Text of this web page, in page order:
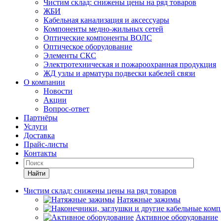
Чистим склад: снижены цены на ряд товаров
ЖБИ
Кабельная канализация и аксессуары
Компоненты медно-жильных сетей
Оптические компоненты ВОЛС
Оптическое оборудование
Элементы СКС
Электротехническая и пожароохранная продукция
ЖД узлы и арматура подвески кабелей связи
О компании
Новости
Акции
Вопрос-ответ
Партнёры
Услуги
Доставка
Прайс-листы
Контакты
Найти
Чистим склад: снижены цены на ряд товаров
Натяжные зажимы
Активное оборудование